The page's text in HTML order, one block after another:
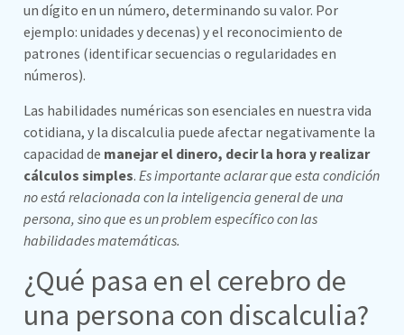
un dígito en un número, determinando su valor. Por
ejemplo: unidades y decenas) y el reconocimiento de
patrones (identificar secuencias o regularidades en
números).
Las habilidades numéricas son esenciales en nuestra vida
cotidiana, y la discalculia puede afectar negativamente la
capacidad de manejar el dinero, decir la hora y realizar
cálculos simples. Es importante aclarar que esta condición
no está relacionada con la inteligencia general de una
persona, sino que es un problem específico con las
habilidades matemáticas.
¿Qué pasa en el cerebro de
una persona con discalculia?